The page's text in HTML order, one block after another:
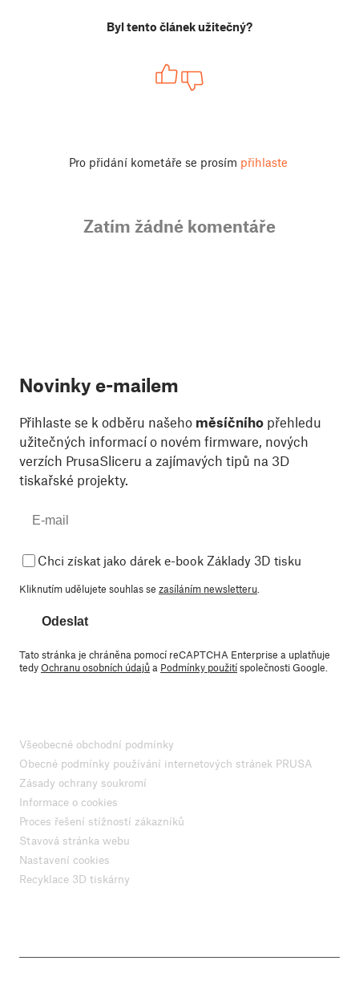
Byl tento článek užitečný?
Pro přidání kometáře se prosím přihlaste
Zatím žádné komentáře
Novinky e-mailem
Přihlaste se k odběru našeho měsíčního přehledu
užitečných informací o novém firmware, nových
verzích PrusaSliceru a zajímavých tipů na 3D
tiskařské projekty.
Chci získat jako dárek e-book Základy 3D tisku
Kliknutím udělujete souhlas se zasíláním newsletteru
Odeslat
Tato stránka je chráněna pomocí reCAPTCHA Enterprise a uplatňuje
tedyOchranu osobních údajůa Podmínky použitíspolečnosti Google.
Všeobecné obchodní podmínky
Obecné podmínky používání internetových stránek PRUSA
Zásady ochrany soukromí
Informace o cookies
Proces řešení stížností zákazníků
Stavová stránka webu
Nastavení cookies
Recyklace 3D tiskárny